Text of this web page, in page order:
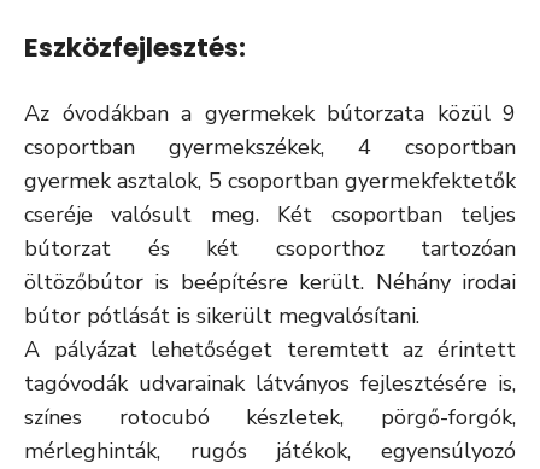
Eszközfejlesztés:
Az óvodákban a gyermekek bútorzata közül 9
csoportban gyermekszékek, 4 csoportban
gyermek asztalok, 5 csoportban gyermekfektetők
cseréje valósult meg. Két csoportban teljes
bútorzat és két csoporthoz tartozóan
öltözőbútor is beépítésre került. Néhány irodai
bútor pótlását is sikerült megvalósítani.
A pályázat lehetőséget teremtett az érintett
tagóvodák udvarainak látványos fejlesztésére is,
színes rotocubó készletek, pörgő-forgók,
mérleghinták, rugós játékok, egyensúlyozó